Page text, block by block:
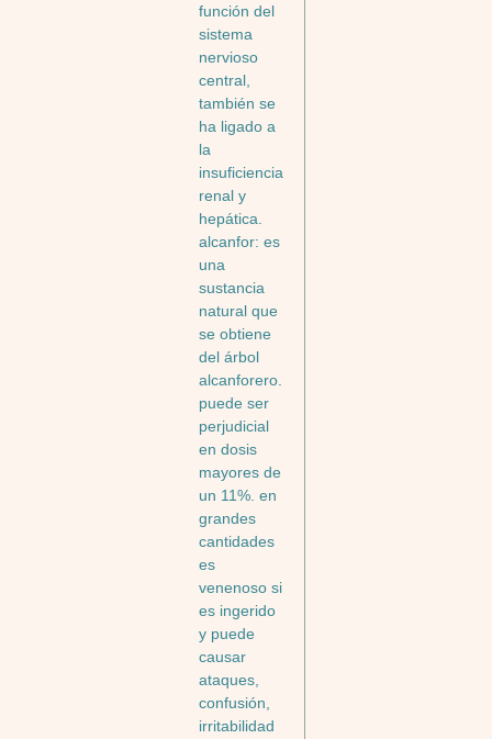
función del
sistema
nervioso
central,
también se
ha ligado a
la
insuficiencia
renal y
hepática.
alcanfor: es
una
sustancia
natural que
se obtiene
del árbol
alcanforero.
puede ser
perjudicial
en dosis
mayores de
un 11%. en
grandes
cantidades
es
venenoso si
es ingerido
y puede
causar
ataques,
confusión,
irritabilidad